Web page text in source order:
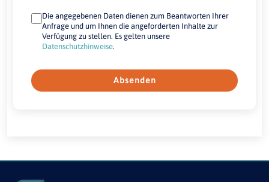
Die angegebenen Daten dienen zum Beantworten Ihrer
Anfrage und um Ihnen die angeforderten Inhalte zur
Verfügung zu stellen. Es gelten unsere
Datenschutzhinweise.
Absenden